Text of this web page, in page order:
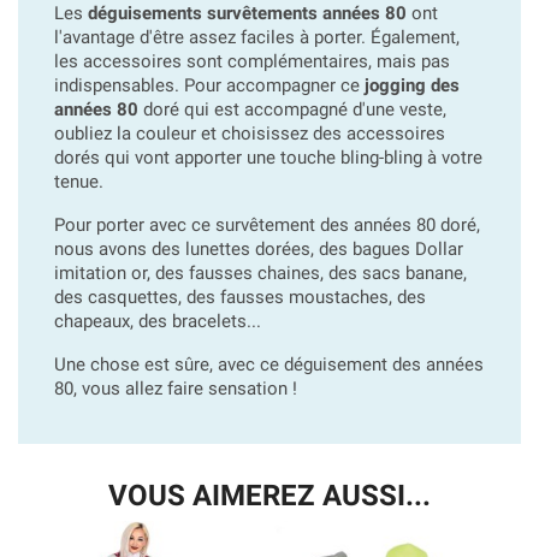
Les déguisements survêtements années 80 ont
l'avantage d'être assez faciles à porter. Également,
les accessoires sont complémentaires, mais pas
indispensables. Pour accompagner ce jogging des
années 80 doré qui est accompagné d'une veste,
oubliez la couleur et choisissez des accessoires
dorés qui vont apporter une touche bling-bling à votre
tenue.
Pour porter avec ce survêtement des années 80 doré,
nous avons des lunettes dorées, des bagues Dollar
imitation or, des fausses chaines, des sacs banane,
des casquettes, des fausses moustaches, des
chapeaux, des bracelets...
Une chose est sûre, avec ce déguisement des années
80, vous allez faire sensation !
VOUS AIMEREZ AUSSI...